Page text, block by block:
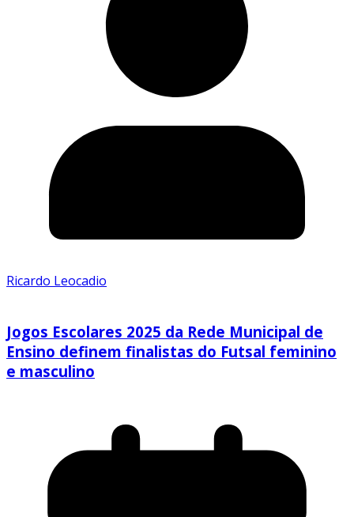
Ricardo Leocadio
Jogos Escolares 2025 da Rede Municipal de
Ensino definem finalistas do Futsal feminino
e masculino